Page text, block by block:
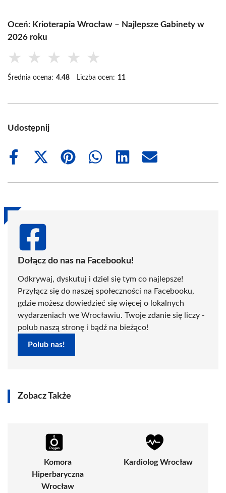
Oceń: Krioterapia Wrocław – Najlepsze Gabinety w
2026 roku
★ ★ ★ ★ ★
Średnia ocena: 4.48 Liczba ocen: 11
Udostępnij
Share
Share
(Twitter)
Share
Share
Share
Share
Dołącz do nas na Facebooku!
Odkrywaj, dyskutuj i dziel się tym co najlepsze!
Przyłącz się do naszej społeczności na Facebooku,
gdzie możesz dowiedzieć się więcej o lokalnych
wydarzeniach we Wrocławiu. Twoje zdanie się liczy -
polub naszą stronę i bądź na bieżąco!
Polub nas!
Zobacz Także
Komora
Hiperbaryczna
Wrocław
Kardiolog Wrocław